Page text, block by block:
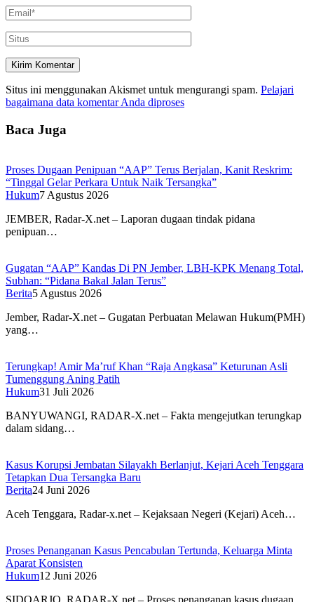
Situs ini menggunakan Akismet untuk mengurangi spam. Pelajari
bagaimana data komentar Anda diproses
Baca Juga
Proses Dugaan Penipuan “AAP” Terus Berjalan, Kanit Reskrim:
“Tinggal Gelar Perkara Untuk Naik Tersangka”
Hukum7 Agustus 2026
JEMBER, Radar-X.net – Laporan dugaan tindak pidana
penipuan…
Gugatan “AAP” Kandas Di PN Jember, LBH-KPK Menang Total,
Subhan: “Pidana Bakal Jalan Terus”
Berita5 Agustus 2026
Jember, Radar-X.net – Gugatan Perbuatan Melawan Hukum(PMH)
yang…
Terungkap! Amir Ma’ruf Khan “Raja Angkasa” Keturunan Asli
Tumenggung Aning Patih
Hukum31 Juli 2026
BANYUWANGI, RADAR-X.net – Fakta mengejutkan terungkap
dalam sidang…
Kasus Korupsi Jembatan Silayakh Berlanjut, Kejari Aceh Tenggara
Tetapkan Dua Tersangka Baru
Berita24 Juni 2026
Aceh Tenggara, Radar-x.net – Kejaksaan Negeri (Kejari) Aceh…
Proses Penanganan Kasus Pencabulan Tertunda, Keluarga Minta
Aparat Konsisten
Hukum12 Juni 2026
SIDOARJO, RADAR-X.net – Proses penanganan kasus dugaan